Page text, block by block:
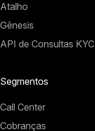
Atalho
Gênesis
API de Consultas KYC
Segmentos
Call Center
Cobranças